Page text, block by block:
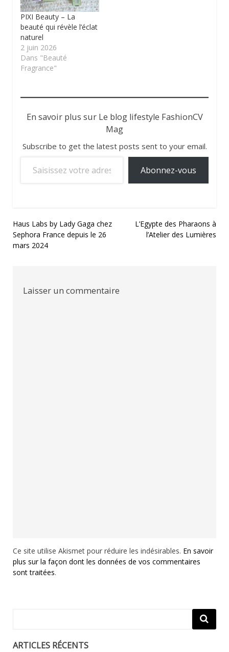
PIXI Beauty – La
beauté qui révèle l’éclat
naturel
2 juin 2026
Dans "Beauté
Fragrance"
En savoir plus sur Le blog lifestyle FashionCV
Mag
Subscribe to get the latest posts sent to your email.
Abonnez-vous
Navigation
de
Haus Labs by Lady Gaga chez
Sephora France depuis le 26
mars 2024
L’Egypte des Pharaons à
l’Atelier des Lumières
Laisser un commentaire
Ce site utilise Akismet pour réduire les indésirables. En savoir
plus sur la façon dont les données de vos commentaires
sont traitées.
ARTICLES RÉCENTS